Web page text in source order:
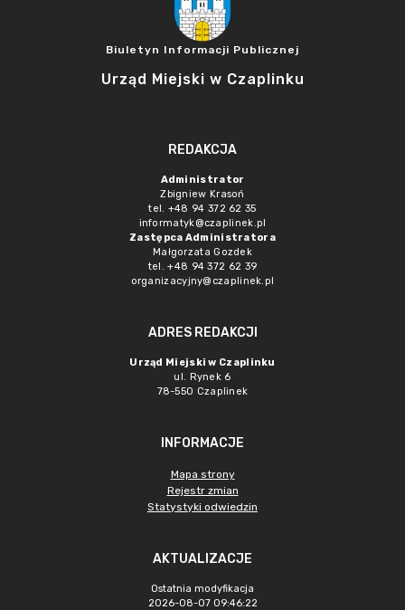
Biuletyn Informacji Publicznej
Urząd Miejski w Czaplinku
REDAKCJA
Administrator
Zbigniew Krasoń
tel. +48 94 372 62 35
informatyk@czaplinek.pl
Zastępca Administratora
Małgorzata Gozdek
tel. +48 94 372 62 39
organizacyjny@czaplinek.pl
ADRES REDAKCJI
Urząd Miejski w Czaplinku
ul. Rynek 6
78-550 Czaplinek
INFORMACJE
Mapa strony
Rejestr zmian
Statystyki odwiedzin
AKTUALIZACJE
Ostatnia modyfikacja
2026-08-07 09:46:22